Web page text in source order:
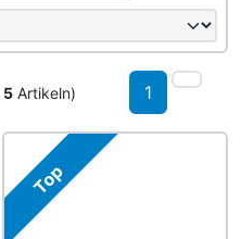
5Artikeln) 1
Top